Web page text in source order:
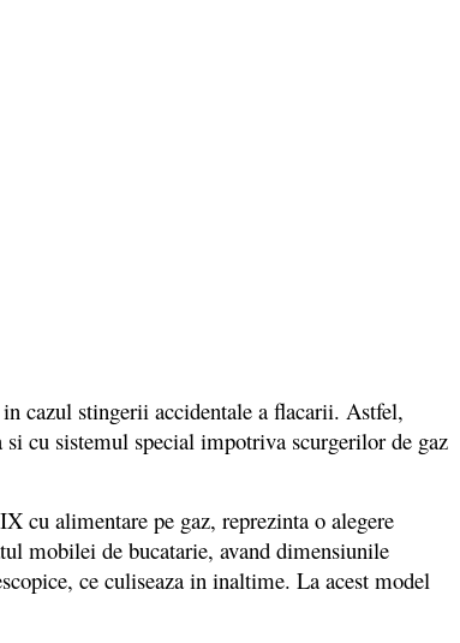
cazul stingerii accidentale a flacarii. Astfel,
cu sistemul special impotriva scurgerilor de gaz
alimentare pe gaz, reprezinta o alegere
mobilei de bucatarie, avand dimensiunile
ce culiseaza in inaltime. La acest model